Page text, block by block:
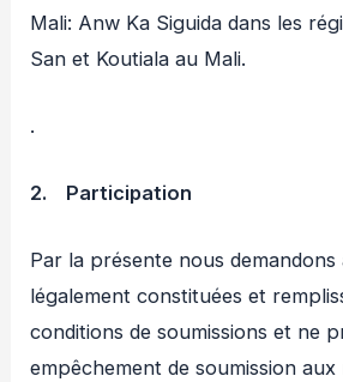
Mali: Anw Ka Siguida dans les
San et Koutiala au Mali.
.
2. Participation
Par la présente nous
légalement constituées et
conditions de soumissions et ne
empêchement de soumission aux